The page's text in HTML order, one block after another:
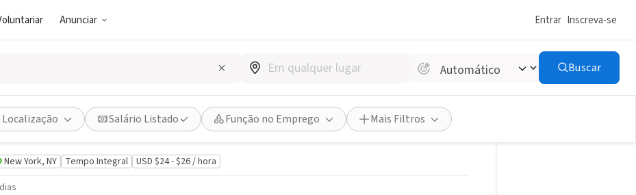
Anunciar Entrar Inscreva-se
Buscar
Salário Listado Função no Emprego Mais Filtros
Publicar um Emprego Salvar Busca
Manager
New York, NY Tempo Integral
USD $24 - $26 / hora